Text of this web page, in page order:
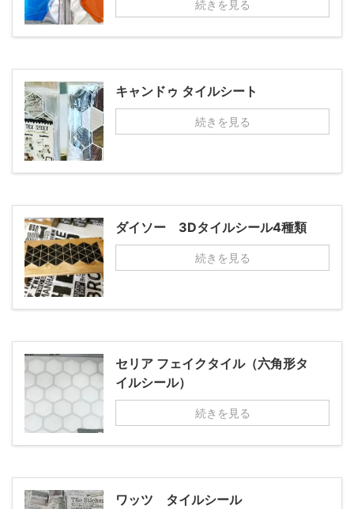
続きを見る
キャンドゥ タイルシート
続きを見る
ダイソー 3Dタイルシール4種類
続きを見る
セリア フェイクタイル（六角形タ
イルシール）
続きを見る
ワッツ タイルシール